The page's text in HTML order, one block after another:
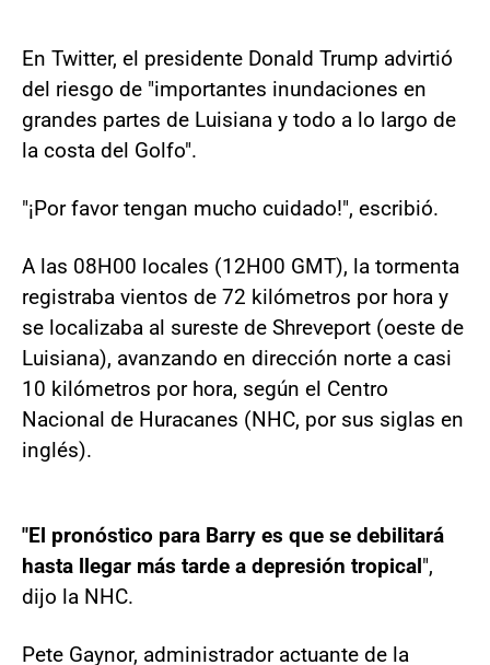
En Twitter, el presidente Donald Trump advirtió
del riesgo de "importantes inundaciones en
grandes partes de Luisiana y todo a lo largo de
la costa del Golfo".
"¡Por favor tengan mucho cuidado!", escribió.
A las 08H00 locales (12H00 GMT), la tormenta
registraba vientos de 72 kilómetros por hora y
se localizaba al sureste de Shreveport (oeste de
Luisiana), avanzando en dirección norte a casi
10 kilómetros por hora, según el Centro
Nacional de Huracanes (NHC, por sus siglas en
inglés).
"El pronóstico para Barry es que se debilitará
hasta llegar más tarde a depresión tropical",
dijo la NHC.
Pete Gaynor, administrador actuante de la